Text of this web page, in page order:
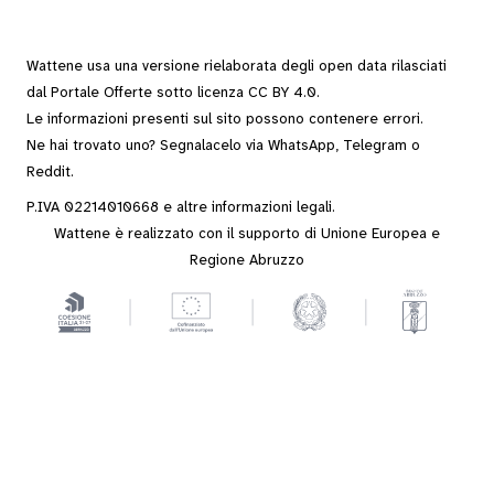
Wattene usa una versione rielaborata degli open data rilasciati
dal Portale Offerte sotto licenza CC BY 4.0.
Le informazioni presenti sul sito possono contenere errori.
Ne hai trovato uno? Segnalacelo via WhatsApp, Telegram o
Reddit.
P.IVA 02214010668 e altre informazioni legali.
Wattene è realizzato con il supporto di Unione Europea e
Regione Abruzzo